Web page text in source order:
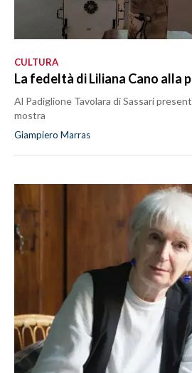
CULTURA
La fedeltà di Liliana Cano alla
Al Padiglione Tavolara di Sassari
mostra
Giampiero Marras